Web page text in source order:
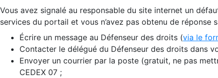
Vous avez signalé au responsable du site internet un
services du portail et vous n’avez pas obtenu de réponse
Écrire un message au Défenseur des droits (via le
Contacter le délégué du Défenseur des droits dans
Envoyer un courrier par la poste (gratuit, ne pas
CEDEX 07 ;